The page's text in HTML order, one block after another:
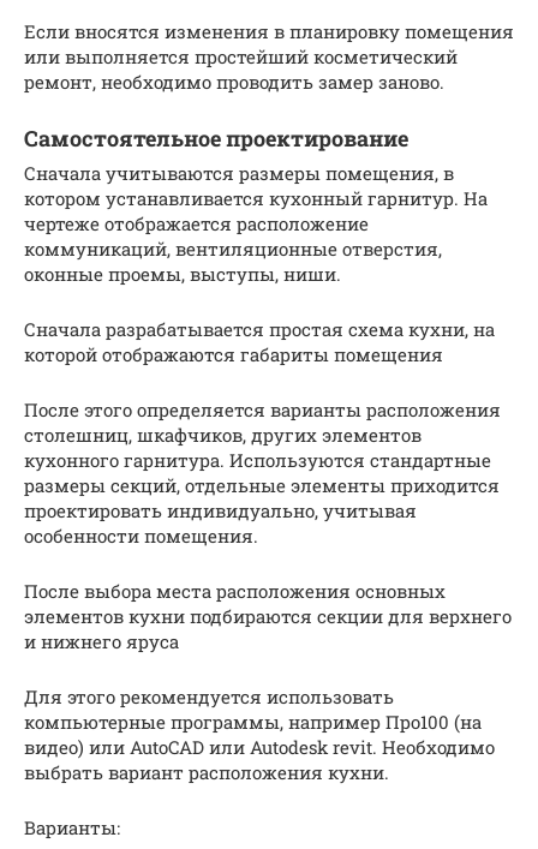
Если вносятся изменения в планировку помещения
или выполняется простейший косметический
ремонт, необходимо проводить замер заново.
Самостоятельное проектирование
Сначала учитываются размеры помещения, в
котором устанавливается кухонный гарнитур. На
чертеже отображается расположение
коммуникаций, вентиляционные отверстия,
оконные проемы, выступы, ниши.
Сначала разрабатывается простая схема кухни, на
которой отображаются габариты помещения
После этого определяется варианты расположения
столешниц, шкафчиков, других элементов
кухонного гарнитура. Используются стандартные
размеры секций, отдельные элементы приходится
проектировать индивидуально, учитывая
особенности помещения.
После выбора места расположения основных
элементов кухни подбираются секции для верхнего
и нижнего яруса
Для этого рекомендуется использовать
компьютерные программы, например Про100 (на
видео) или AutoCAD или Autodesk revit. Необходимо
выбрать вариант расположения кухни.
Варианты: